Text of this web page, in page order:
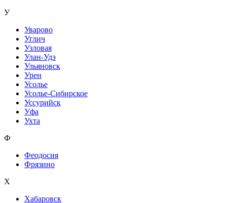
У
Уварово
Углич
Узловая
Улан-Удэ
Ульяновск
Урен
Усолье
Усолье-Сибирское
Уссурийск
Уфа
Ухта
Ф
Феодосия
Фрязино
Х
Хабаровск